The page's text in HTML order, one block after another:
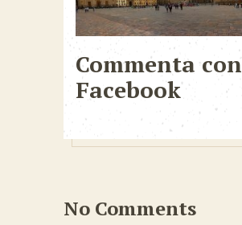
Commenta con
Facebook
No Comments